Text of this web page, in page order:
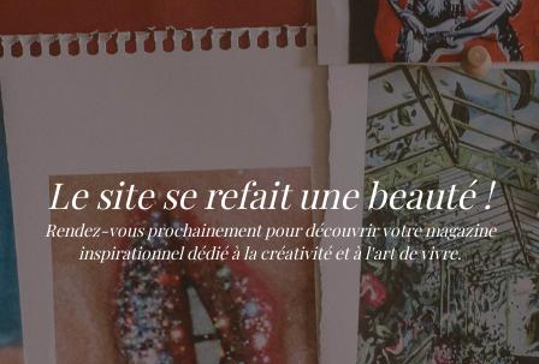
Le site se refait une beauté !
Rendez-vous prochainement pour découvrir votre magazine
inspirationnel dédié à la créativité et à l'art de vivre.